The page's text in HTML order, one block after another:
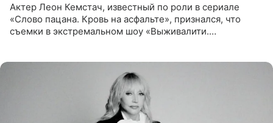
Актер Леон Кемстач, известный по роли в сериале
«Слово пацана. Кровь на асфальте», признался, что
съемки в экстремальном шоу «Выживалити.